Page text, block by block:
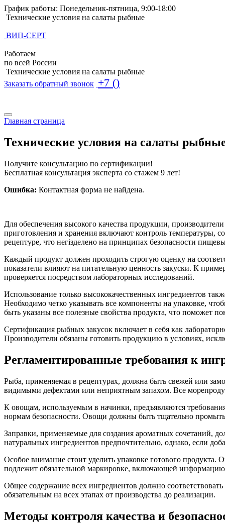
График работы: Понедельник-пятница, 9:00-18:00
Технические условия на салаты рыбные
ВИП-СЕРТ
Работаем
по всей России
Технические условия на салаты рыбные
Заказать обратный звонок +7 ()
Главная страница
Технические условия на салаты
Получите консультацию по сертификации!
Бесплатная консультация эксперта со стажем 9 лет!
Ошибка: Контактная форма не найдена.
Для обеспечения высокого качества продукции,
приготовления и хранения включают контроль температуры,
рецептуре, что негізделено на принципах безопасности
Каждый продукт должен проходить строгую оценку на
показатели влияют на питательную ценность закуски. К
проверяется посредством лабораторных исследований.
Использование только высококачественных ингредиентов
Необходимо четко указывать все компоненты на упаковке,
быть указаны все полезные свойства продукта, что поможет
Сертификация рыбных закусок включает в себя как
Производители обязаны готовить продукцию в условиях,
Регламентированные требования к
Рыба, применяемая в рецептурах, должна быть свежей или
видимыми дефектами или неприятным запахом. Все
К овощам, используемым в начинки, предъявляются
нормам безопасности. Овощи должны быть тщательно
Заправки, применяемые для создания ароматных сочетаний,
натуральных ингредиентов предпочтительно, однако, если
Особое внимание стоит уделить упаковке готового
подлежит обязательной маркировке, включающей информацию
Общее содержание всех ингредиентов должно
обязательным на всех этапах от производства до реализации.
Методы контроля качества и